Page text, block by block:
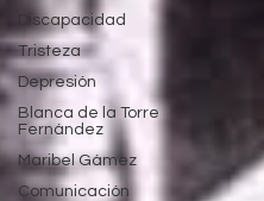
Discapacidad
Tristeza
Depresión
Blanca de la Torre
Fernández
Maribel Gámez
Comunicación